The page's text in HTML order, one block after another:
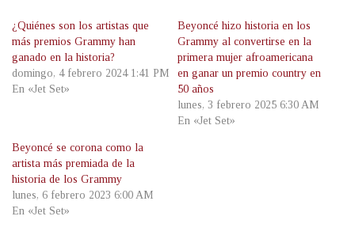
¿Quiénes son los artistas que
más premios Grammy han
ganado en la historia?
domingo, 4 febrero 2024 1:41 PM
En «Jet Set»
Beyoncé hizo historia en los
Grammy al convertirse en la
primera mujer afroamericana
en ganar un premio country en
50 años
lunes, 3 febrero 2025 6:30 AM
En «Jet Set»
Beyoncé se corona como la
artista más premiada de la
historia de los Grammy
lunes, 6 febrero 2023 6:00 AM
En «Jet Set»